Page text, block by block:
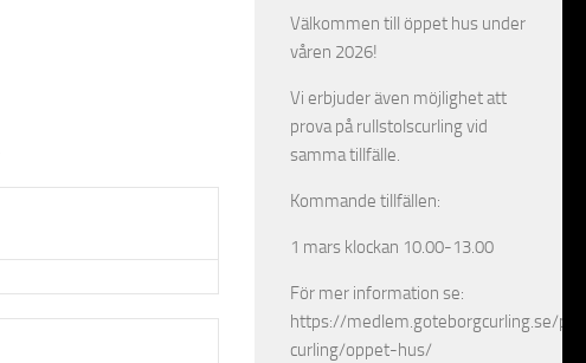
Välkommen till öppet hus under
våren 2026!
Vi erbjuder även möjlighet att
prova på rullstolscurling vid
samma tillfälle.
Kommande tillfällen:
1 mars klockan 10.00-13.00
För mer information se:
https://medlem.goteborgcurling.se/
curling/oppet-hus/